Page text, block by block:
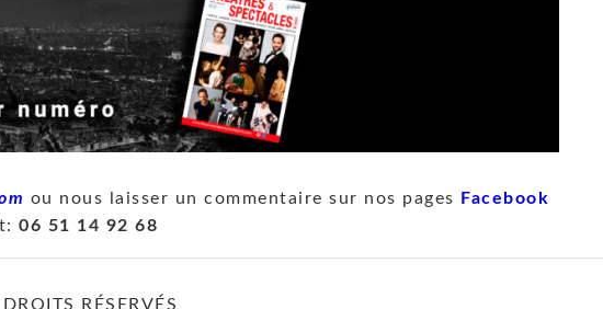
ou nous laisser un commentaire sur nos pages Facebook
06 51 14 92 68
RÉSERVÉS